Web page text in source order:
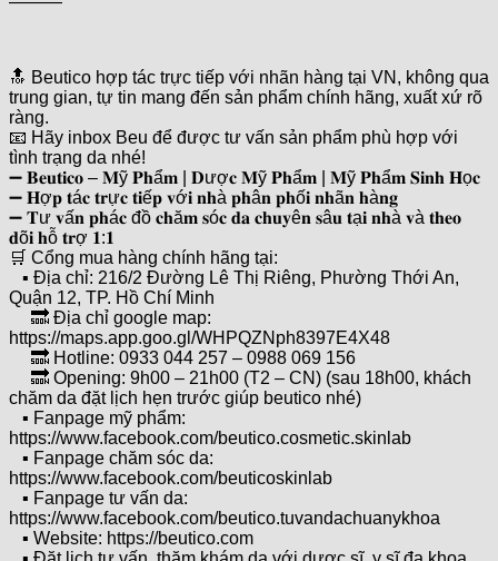
🔝 Beutico hợp tác trực tiếp với nhãn hàng tại VN, không qua
trung gian, tự tin mang đến sản phẩm chính hãng, xuất xứ rõ
ràng.
📧 Hãy inbox Beu để được tư vấn sản phẩm phù hợp với
tình trạng da nhé!
➖ 𝐁𝐞𝐮𝐭𝐢𝐜𝐨 – 𝐌ỹ 𝐏𝐡ẩ𝐦 | 𝐃ượ𝐜 𝐌ỹ 𝐏𝐡ẩ𝐦 | 𝐌ỹ 𝐏𝐡ẩ𝐦 𝐒𝐢𝐧𝐡 𝐇ọ𝐜
➖ 𝐇ợ𝐩 𝐭á𝐜 𝐭𝐫ự𝐜 𝐭𝐢ế𝐩 𝐯ớ𝐢 𝐧𝐡à 𝐩𝐡â𝐧 𝐩𝐡ố𝐢 𝐧𝐡ã𝐧 𝐡à𝐧𝐠
➖ 𝐓ư 𝐯ấ𝐧 𝐩𝐡á𝐜 đồ 𝐜𝐡ă𝐦 𝐬ó𝐜 𝐝𝐚 𝐜𝐡𝐮𝐲ê𝐧 𝐬â𝐮 𝐭ạ𝐢 𝐧𝐡à 𝐯à 𝐭𝐡𝐞𝐨
𝐝õ𝐢 𝐡ỗ 𝐭𝐫ợ 𝟏:𝟏
🛒 Cổng mua hàng chính hãng tại:
▪️ Địa chỉ: 216/2 Đường Lê Thị Riêng, Phường Thới An,
Quận 12, TP. Hồ Chí Minh
🔜 Địa chỉ google map:
https://maps.app.goo.gl/WHPQZNph8397E4X48
🔜 Hotline: 0933 044 257 – 0988 069 156
🔜 Opening: 9h00 – 21h00 (T2 – CN) (sau 18h00, khách
chăm da đặt lịch hẹn trước giúp beutico nhé)
▪️ Fanpage mỹ phẩm:
https://www.facebook.com/beutico.cosmetic.skinlab
▪️ Fanpage chăm sóc da:
https://www.facebook.com/beuticoskinlab
▪️ Fanpage tư vấn da:
https://www.facebook.com/beutico.tuvandachuanykhoa
▪️ Website: https://beutico.com